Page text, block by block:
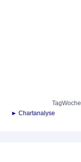
TagWoche
► Chartanalyse